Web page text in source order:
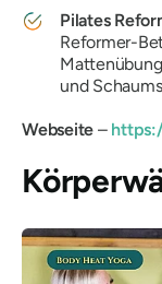
Pilates
Reformer-
und
Webseite –